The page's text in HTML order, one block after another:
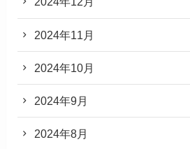
2024年11月
2024年10月
2024年9月
2024年8月